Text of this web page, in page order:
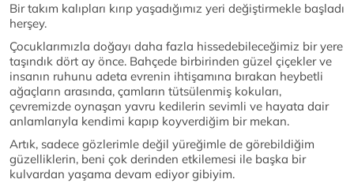
Bir takım kalıpları kırıp yaşadığımız yeri değiştirmekle başladı
herşey.
Çocuklarımızla doğayı daha fazla hissedebileceğimiz bir yere
taşındık dört ay önce. Bahçede birbirinden güzel çiçekler ve
insanın ruhunu adeta evrenin ihtişamına bırakan heybetli
ağaçların arasında, çamların tütsülenmiş kokuları,
çevremizde oynaşan yavru kedilerin sevimli ve hayata dair
anlamlarıyla kendimi kapıp koyverdiğim bir mekan.
Artık, sadece gözlerimle değil yüreğimle de görebildiğim
güzelliklerin, beni çok derinden etkilemesi ile başka bir
kulvardan yaşama devam ediyor gibiyim.